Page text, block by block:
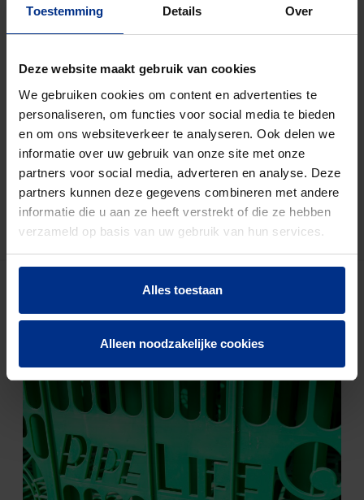
Toestemming Details Over
Deze website maakt gebruik van cookies
We gebruiken cookies om content en advertenties te
personaliseren, om functies voor social media te bieden
en om ons websiteverkeer te analyseren. Ook delen we
informatie over uw gebruik van onze site met onze
partners voor social media, adverteren en analyse. Deze
partners kunnen deze gegevens combineren met andere
informatie die u aan ze heeft verstrekt of die ze hebben
verzameld op basis van uw gebruik van hun services.
Alles toestaan
Alleen noodzakelijke cookies
toegepast bij de aanleg van grote (energie)
doorvoer van elektriciteits-, data- en
telecommunicatiekabels, onder veeleisende
bodemomstandigheden en over lange afstanden.
Deze mantelbuizen zijn geschikt voor horizontaal
gestuurde boringen.
OPLOSSINGEN